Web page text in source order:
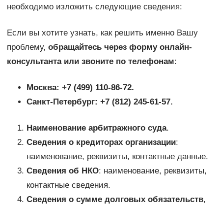
необходимо изложить следующие сведения:
Если вы хотите узнать, как решить именно Вашу
проблему, обращайтесь через форму онлайн-
консультанта или звоните по телефонам:
Москва: +7 (499) 110-86-72.
Санкт-Петербург: +7 (812) 245-61-57.
Наименование арбитражного суда.
Сведения о кредиторах организации:
наименование, реквизиты, контактные данные.
Сведения об НКО: наименование, реквизиты,
контактные сведения.
Сведения о сумме долговых обязательств,